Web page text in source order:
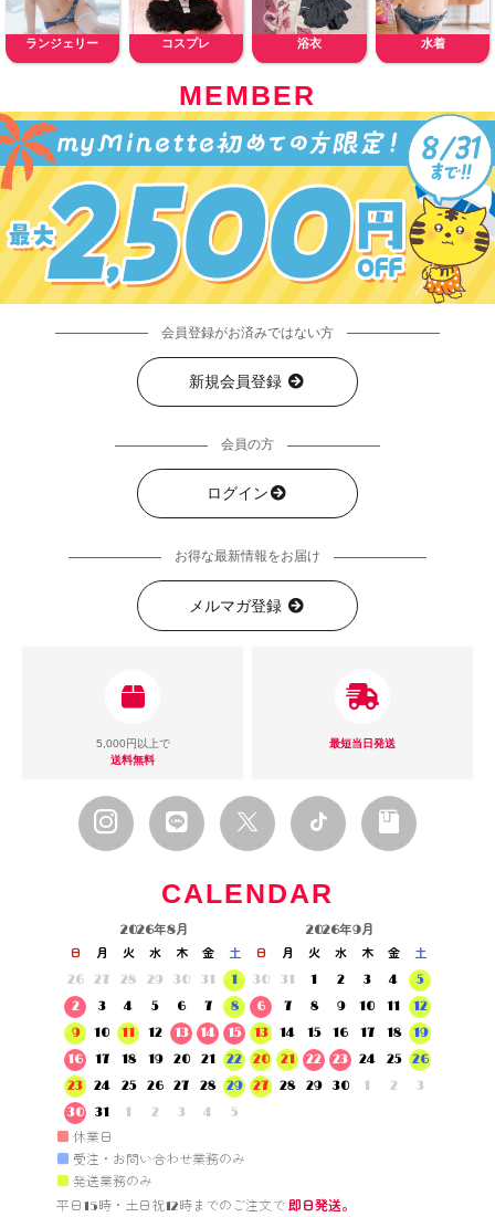
ランジェリー コスプレ 浴衣 水着
MEMBER
会員登録がお済みではない方
新規会員登録
会員の方
ログイン
お得な最新情報をお届け
メルマガ登録
5,000円以上で
送料無料
最短当日発送
CALENDAR
2026年8月
日 月 火 水 木 金
土
26
27 28 29 30 31
1
2
3 4 5 6 7
8
9
10 11 12 13 14
15
16
17 18 19 20 21
22
23
24 25 26 27 28
29
30
31 1 2 3 4 5
2026年9月
日 月 火 水 木 金
土
30
31 1 2 3 4
5
6
7 8 9 10 11
12
13
14 15 16 17 18
19
20
21 22 23 24 25
26
27
28 29 30 1 2 3
■ 休業日
■ 受注・お問い合わせ業務のみ
■ 発送業務のみ
平日15時・土日祝12時までのご注文で 即日発送。